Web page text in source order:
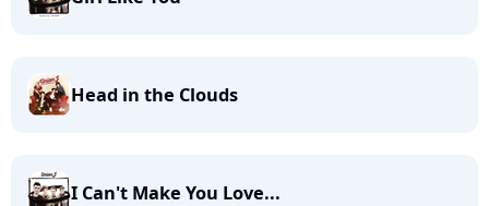
Head in the Clouds
I Can't Make You Love...